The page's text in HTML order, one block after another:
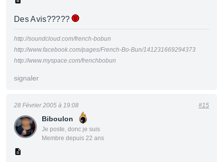
Des Avis?????
http://soundcloud.com/french-bobun
http://www.facebook.com/pages/French-Bo-Bun/141231669294373
http://www.myspace.com/frenchbobun
signaler
Biboulon
Je poste, donc je suis
Membre depuis 22 ans
28 Février 2005 à 19:08 #15